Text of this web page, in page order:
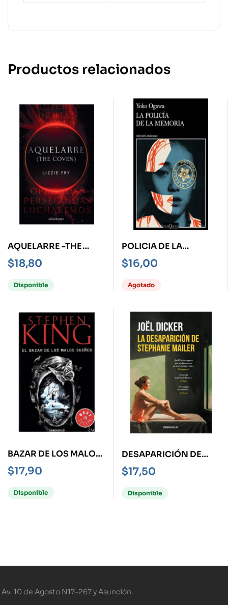
Productos relacionados
AQUELARRE -THE
COVEN-
$18,80
Disponible
POLICIA DE LA
MEMORIA, LA
$16,00
Agotado
BAZAR DE LOS MALOS
SUEÑOS, EL
$17,90
Disponible
DESAPARICIÓN DE
STEPHANIE MAILER, LA
$17,50
Disponible
Av. 10 de Agosto N17-267 y Asunción.